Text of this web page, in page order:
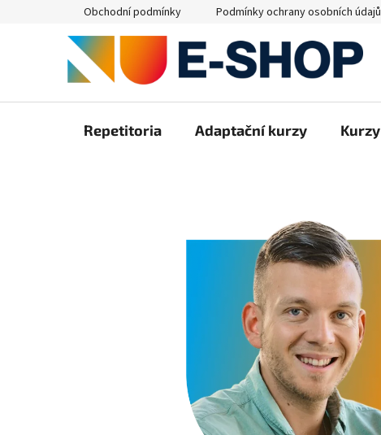
Obchodní podmínky Podmínky ochrany osobních údajů
Repetitoria Adaptační kurzy Kurzy